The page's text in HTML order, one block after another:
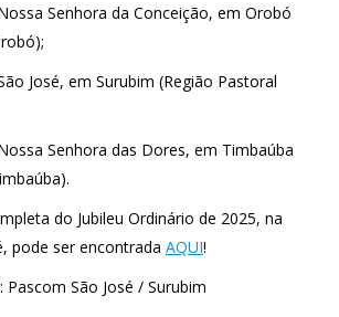
Senhora da Conceição, em Orobó
José, em Surubim (Região Pastoral
Senhora das Dores, em Timbaúba
do Jubileu Ordinário de 2025, na
pode ser encontrada AQUI!
São José / Surubim